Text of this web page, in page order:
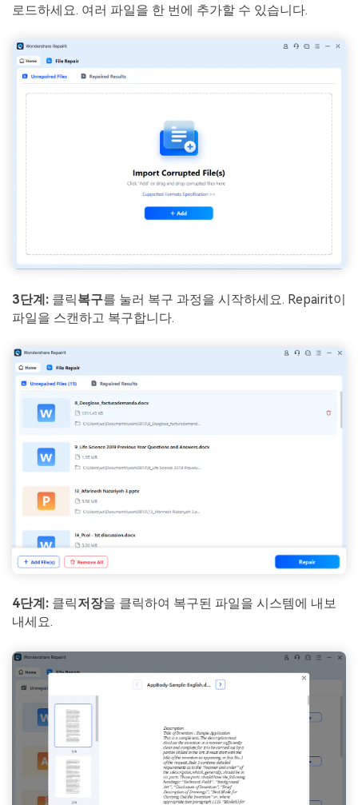
로드하세요. 여러 파일을 한 번에 추가할 수 있습니다.
3단계: 클릭복구를 눌러 복구 과정을 시작하세요. Repairit이
파일을 스캔하고 복구합니다.
4단계: 클릭저장을 클릭하여 복구된 파일을 시스템에 내보
내세요.